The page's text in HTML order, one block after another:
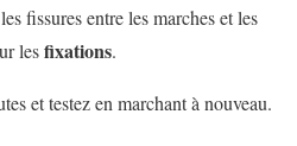
fissures entre les marches et les
lesfixations.
et testez en marchant à nouveau.